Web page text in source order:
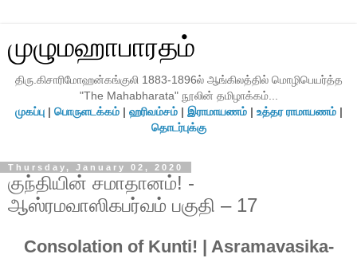
முழுமஹாபாரதம்
திரு.கிசாரிமோஹன்கங்குலி 1883-1896ல் ஆங்கிலத்தில் மொழிபெயர்த்த
"The Mahabharata" நூலின் தமிழாக்கம்...
முகப்பு| பொருளடக்கம்| ஹரிவம்சம்| இராமாயணம்| உத்தர ராமாயணம்|
தொடர்புக்கு
Thursday, January 02, 2020
குந்தியின் சமாதானம்! -
ஆஸ்ரமவாஸிகபர்வம் பகுதி – 17
Consolation of Kunti! | Asramavasika-